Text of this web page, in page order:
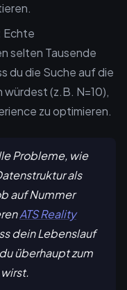
Echte
selten Tausende
du die Suche auf die
würdest (z.B. N=10),
zu optimieren.
Probleme, wie
als
auf Nummer
ATS Reality
dein Lebenslauf
überhaupt zum